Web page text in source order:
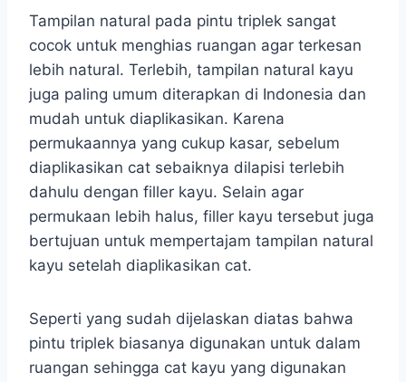
Tampilan natural pada pintu triplek sangat
cocok untuk menghias ruangan agar terkesan
lebih natural. Terlebih, tampilan natural kayu
juga paling umum diterapkan di Indonesia dan
mudah untuk diaplikasikan. Karena
permukaannya yang cukup kasar, sebelum
diaplikasikan cat sebaiknya dilapisi terlebih
dahulu dengan filler kayu. Selain agar
permukaan lebih halus, filler kayu tersebut juga
bertujuan untuk mempertajam tampilan natural
kayu setelah diaplikasikan cat.
Seperti yang sudah dijelaskan diatas bahwa
pintu triplek biasanya digunakan untuk dalam
ruangan sehingga cat kayu yang digunakan